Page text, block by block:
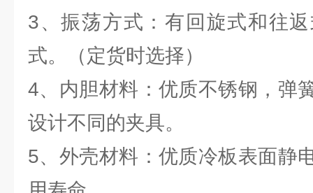
3、振荡方式：有回旋式和往
式。（定货时选择）
4、内胆材料：优质不锈钢，弹
设计不同的夹具。
5、外壳材料：优质冷板表面静